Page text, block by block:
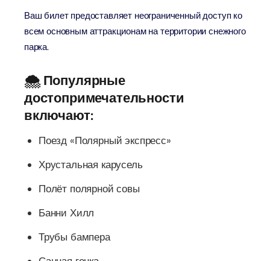
Ваш билет предоставляет неограниченный доступ ко
всем основным аттракционам на территории снежного
парка.
🌨️ Популярные
достопримечательности
включают:
Поезд «Полярный экспресс»
Хрустальная карусель
Полёт полярной совы
Банни Хилл
Трубы бампера